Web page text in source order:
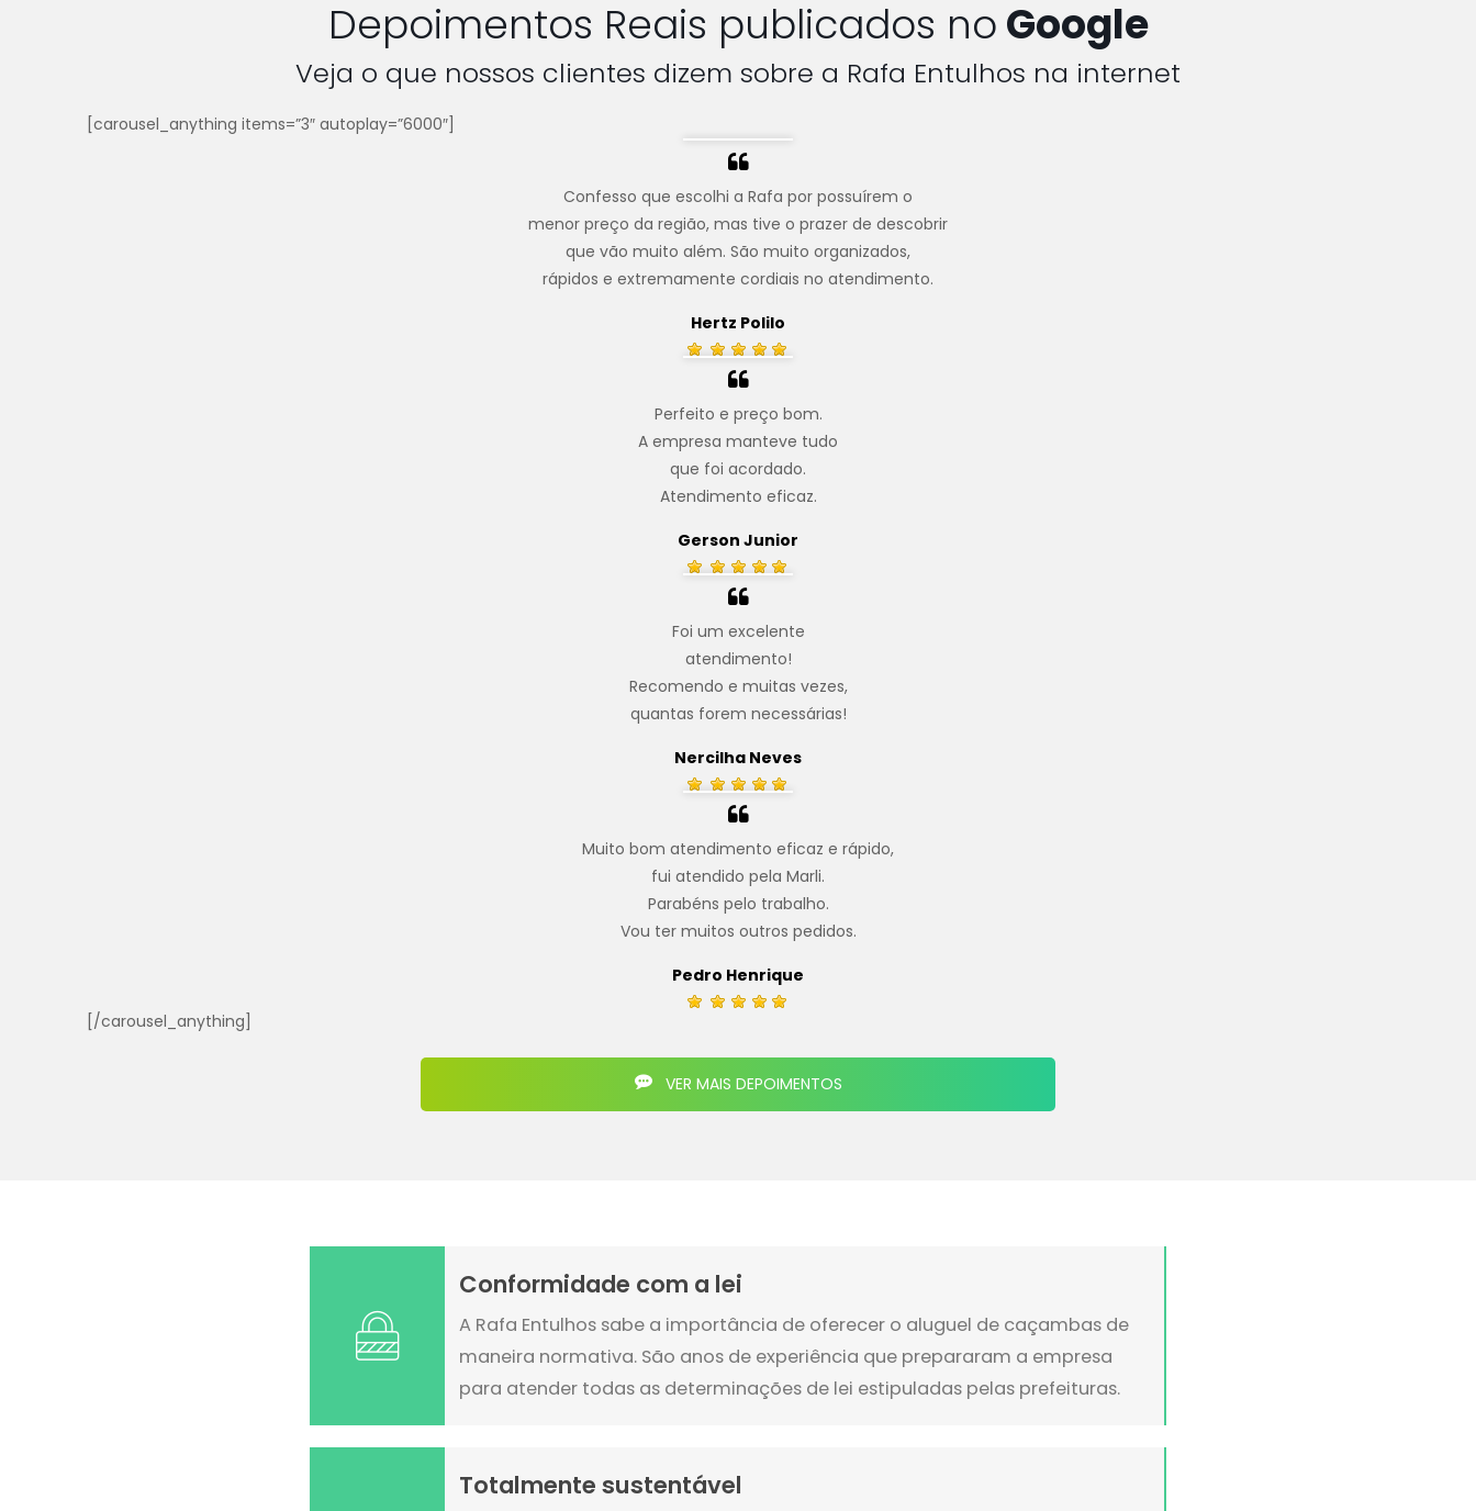
Depoimentos Reais publicados noGoogle
Veja o que nossos clientes dizem sobre a Rafa Entulhos na internet
[carousel_anything items=”3″ autoplay=”6000″]
Confesso que escolhi a Rafa por possuírem o
menor preço da região, mas tive o prazer de descobrir
que vão muito além. São muito organizados,
rápidos e extremamente cordiais no atendimento.
Hertz Polilo
Perfeito e preço bom.
A empresa manteve tudo
que foi acordado.
Atendimento eficaz.
Gerson Junior
Foi um excelente
atendimento!
Recomendo e muitas vezes,
quantas forem necessárias!
Nercilha Neves
Muito bom atendimento eficaz e rápido,
fui atendido pela Marli.
Parabéns pelo trabalho.
Vou ter muitos outros pedidos.
Pedro Henrique
[/carousel_anything]
VER MAIS DEPOIMENTOS
Conformidade com a lei
A Rafa Entulhos sabe a importância de oferecer o aluguel de caçambas de
maneira normativa. São anos de experiência que prepararam a empresa
para atender todas as determinações de lei estipuladas pelas prefeituras.
Totalmente sustentável